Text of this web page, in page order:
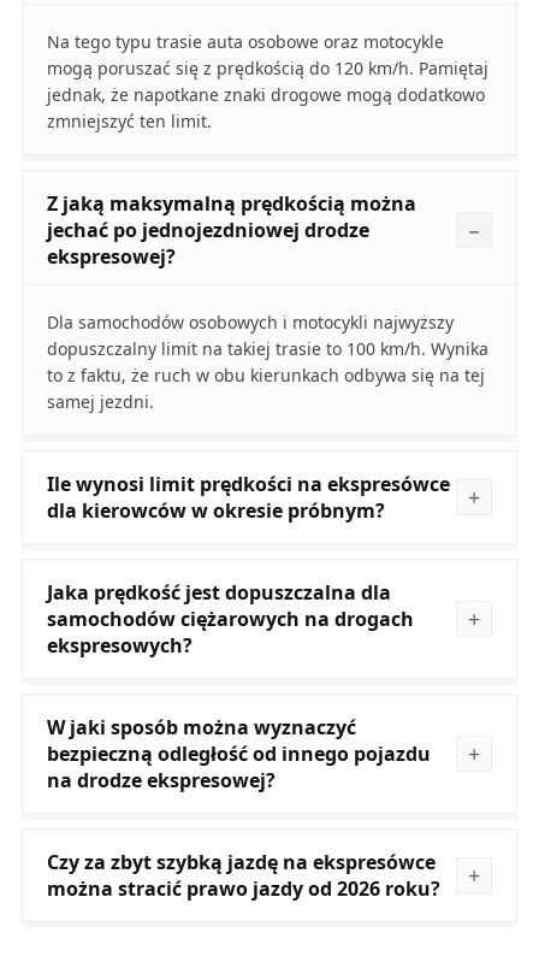
Na tego typu trasie auta osobowe oraz motocykle
mogą poruszać się z prędkością do 120 km/h. Pamiętaj
jednak, że napotkane znaki drogowe mogą dodatkowo
zmniejszyć ten limit.
Z jaką maksymalną prędkością można
jechać po jednojezdniowej drodze
ekspresowej?
Dla samochodów osobowych i motocykli najwyższy
dopuszczalny limit na takiej trasie to 100 km/h. Wynika
to z faktu, że ruch w obu kierunkach odbywa się na tej
samej jezdni.
Ile wynosi limit prędkości na ekspresówce
dla kierowców w okresie próbnym?
Jaka prędkość jest dopuszczalna dla
samochodów ciężarowych na drogach
ekspresowych?
W jaki sposób można wyznaczyć
bezpieczną odległość od innego pojazdu
na drodze ekspresowej?
Czy za zbyt szybką jazdę na ekspresówce
można stracić prawo jazdy od 2026 roku?